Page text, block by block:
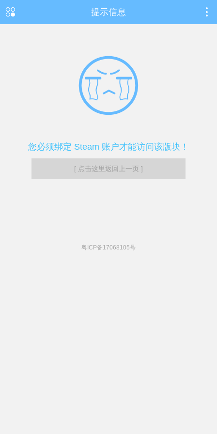
提示信息
您必须绑定 Steam 账户才能访问该版块！
[ 点击这里返回上一页 ]
粤ICP备17068105号